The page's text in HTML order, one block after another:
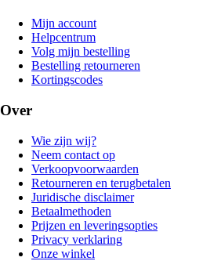
Mijn account
Helpcentrum
Volg mijn bestelling
Bestelling retourneren
Kortingscodes
Over
Wie zijn wij?
Neem contact op
Verkoopvoorwaarden
Retourneren en terugbetalen
Juridische disclaimer
Betaalmethoden
Prijzen en leveringsopties
Privacy verklaring
Onze winkel